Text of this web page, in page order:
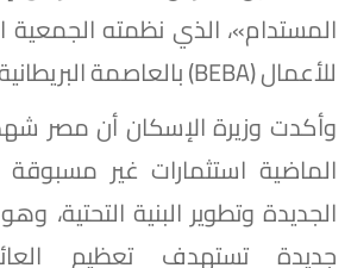
المستدام»، الذي نظمته الجمعية
للأعمال (BEBA) بالعاصمة البريطانية لندن.
وأكدت وزيرة الإسكان أن مصر
الماضية استثمارات غير
الجديدة وتطوير البنية التحتية،
جديدة تستهدف تعظيم